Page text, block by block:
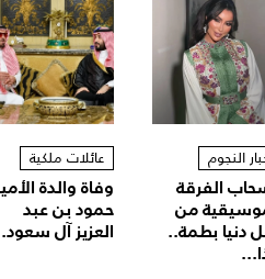
النجوم
الفرقة
من
دنيا بطمة..
عائلات ملكية
وفاة والدة
حمود بن عبد
العزيز آل